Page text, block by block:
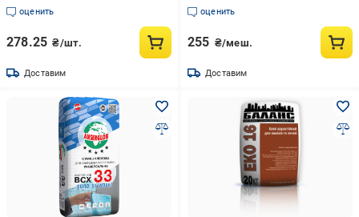
бетона 25 кг (15637)
оценить
278.25 ₴/шт.
Доставим
ячеистого бетона и
поризованной керамики
оценить
255 ₴/меш.
Доставим